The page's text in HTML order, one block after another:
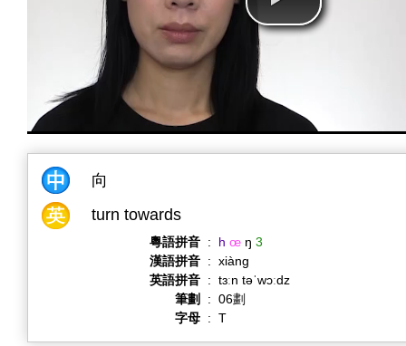
向
turn towards
粵語拼音 : h œ ŋ 3
漢語拼音 : xiàng
英語拼音 : tɜːn təˈwɔːdz
筆劃
: 06劃
字母 : T